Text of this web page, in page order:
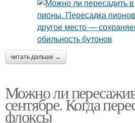
читать дальше →
Можно ли
сентябре. Когда
флоксы